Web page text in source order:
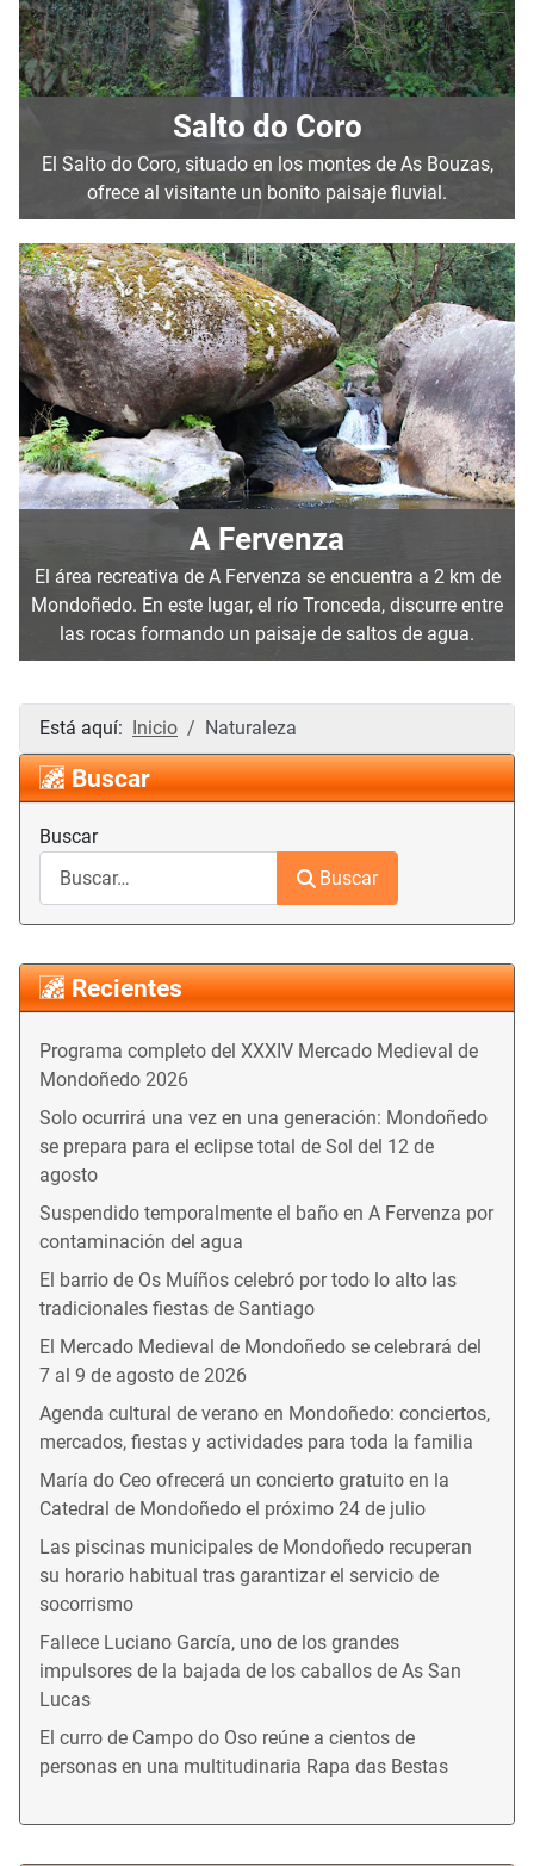
Salto do Coro
El Salto do Coro, situado en los montes de As Bouzas,
ofrece al visitante un bonito paisaje fluvial.
A Fervenza
El área recreativa de A Fervenza se encuentra a 2 km de
Mondoñedo. En este lugar, el río Tronceda, discurre entre
las rocas formando un paisaje de saltos de agua.
Está aquí: Inicio Naturaleza
Buscar
Buscar
Buscar
Recientes
Programa completo del XXXIV Mercado Medieval de
Mondoñedo 2026
Solo ocurrirá una vez en una generación: Mondoñedo
se prepara para el eclipse total de Sol del 12 de
agosto
Suspendido temporalmente el baño en A Fervenza por
contaminación del agua
El barrio de Os Muíños celebró por todo lo alto las
tradicionales fiestas de Santiago
El Mercado Medieval de Mondoñedo se celebrará del
7 al 9 de agosto de 2026
Agenda cultural de verano en Mondoñedo: conciertos,
mercados, fiestas y actividades para toda la familia
María do Ceo ofrecerá un concierto gratuito en la
Catedral de Mondoñedo el próximo 24 de julio
Las piscinas municipales de Mondoñedo recuperan
su horario habitual tras garantizar el servicio de
socorrismo
Fallece Luciano García, uno de los grandes
impulsores de la bajada de los caballos de As San
Lucas
El curro de Campo do Oso reúne a cientos de
personas en una multitudinaria Rapa das Bestas